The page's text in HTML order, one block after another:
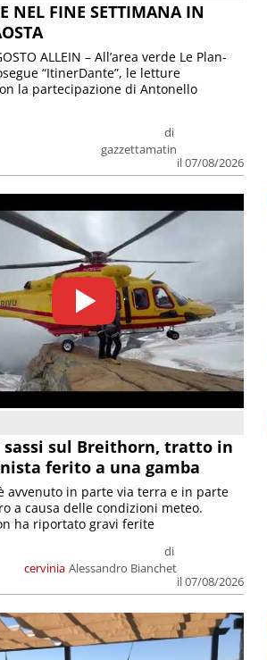
NEL FINE SETTIMANA IN
di
gazzettamatin
il 07/08/2026
ALLEIN – All’area verde Le Plan-
“ItinerDante”, le letture
la partecipazione di Antonello
sassi sul Breithorn, tratto in
ferito a una gamba
cervinia
di
Alessandro Bianchet
il 07/08/2026
avvenuto in parte via terra e in parte
a causa delle condizioni meteo.
ha riportato gravi ferite